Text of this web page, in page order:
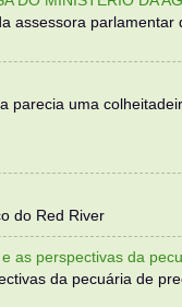
assessora
parecia uma
do Red River
as perspectivas da
da pecuária de